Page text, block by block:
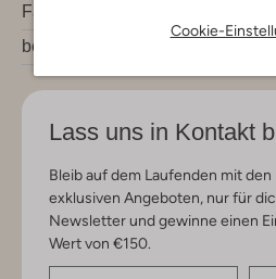
Cookie-
Fashion News
bei Omoda
Lass uns in Kontakt
Bleib auf dem Laufenden mit
exklusiven Angeboten, nur für
Newsletter und gewinne einen
Wert von €150.